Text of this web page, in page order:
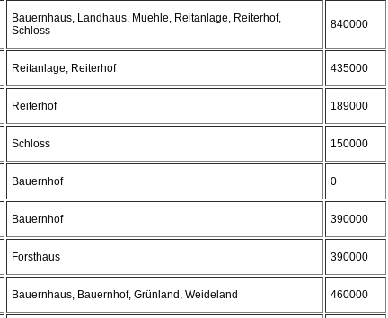
Bauernhaus, Landhaus, Muehle, Reitanlage, Reiterhof,
Schloss
840000
Reitanlage, Reiterhof 435000
Reiterhof 189000
Schloss 150000
Bauernhof 0
Bauernhof 390000
Forsthaus 390000
Bauernhaus, Bauernhof, Grünland, Weideland 460000